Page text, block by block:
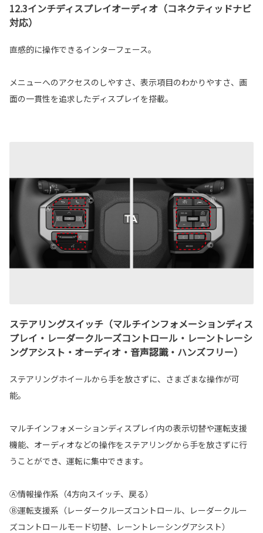
12.3インチディスプレイオーディオ（コネクティッドナビ
対応）
直感的に操作できるインターフェース。
メニューへのアクセスのしやすさ、表示項目のわかりやすさ、画
面の一貫性を追求したディスプレイを搭載。
ステアリングスイッチ（マルチインフォメーションディス
プレイ・レーダークルーズコントロール・レーントレーシ
ングアシスト・オーディオ・音声認識・ハンズフリー）
ステアリングホイールから手を放さずに、さまざまな操作が可
能。
マルチインフォメーションディスプレイ内の表示切替や運転支援
機能、オーディオなどの操作をステアリングから手を放さずに行
うことができ、運転に集中できます。
Ⓐ情報操作系（4方向スイッチ、戻る）
Ⓑ運転支援系（レーダークルーズコントロール、レーダークルー
ズコントロールモード切替、レーントレーシングアシスト）